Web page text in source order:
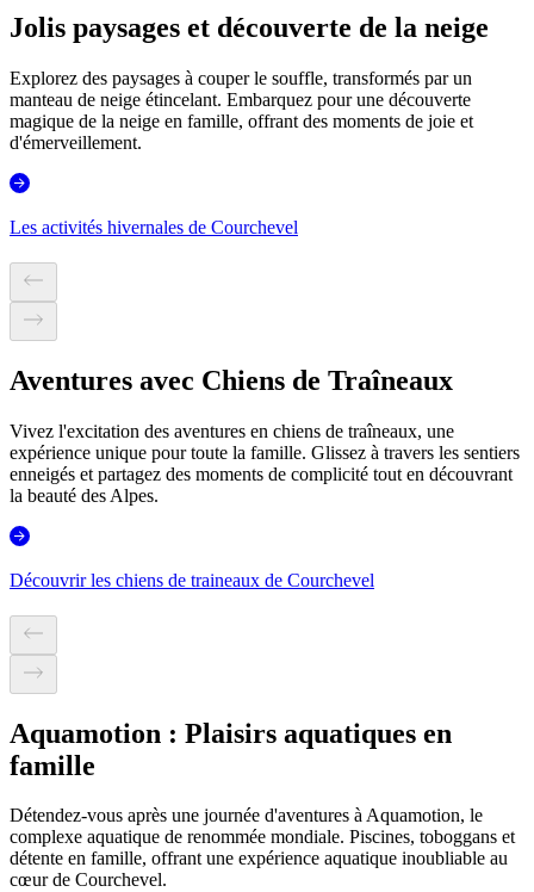
Jolis paysages et découverte de la neige
Explorez des paysages à couper le souffle, transformés par un
manteau de neige étincelant. Embarquez pour une découverte
magique de la neige en famille, offrant des moments de joie et
d'émerveillement.
Les activités hivernales de Courchevel
Aventures avec Chiens de Traîneaux
Vivez l'excitation des aventures en chiens de traîneaux, une
expérience unique pour toute la famille. Glissez à travers les sentiers
enneigés et partagez des moments de complicité tout en découvrant
la beauté des Alpes.
Découvrir les chiens de traineaux de Courchevel
Aquamotion : Plaisirs aquatiques en
famille
Détendez-vous après une journée d'aventures à Aquamotion, le
complexe aquatique de renommée mondiale. Piscines, toboggans et
détente en famille, offrant une expérience aquatique inoubliable au
cœur de Courchevel.